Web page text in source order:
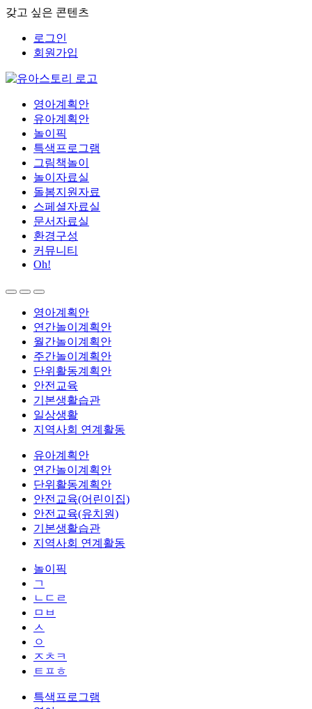
갖고 싶은 콘텐츠
로그인
회원가입
영아계획안
유아계획안
놀이픽
특색프로그램
그림책놀이
놀이자료실
돌봄지원자료
스페셜자료실
문서자료실
환경구성
커뮤니티
Oh!
영아계획안
연간놀이계획안
월간놀이계획안
주간놀이계획안
단위활동계획안
안전교육
기본생활습관
일상생활
지역사회 연계활동
유아계획안
연간놀이계획안
단위활동계획안
안전교육(어린이집)
안전교육(유치원)
기본생활습관
지역사회 연계활동
놀이픽
ㄱ
ㄴㄷㄹ
ㅁㅂ
ㅅ
ㅇ
ㅈㅊㅋ
ㅌㅍㅎ
특색프로그램